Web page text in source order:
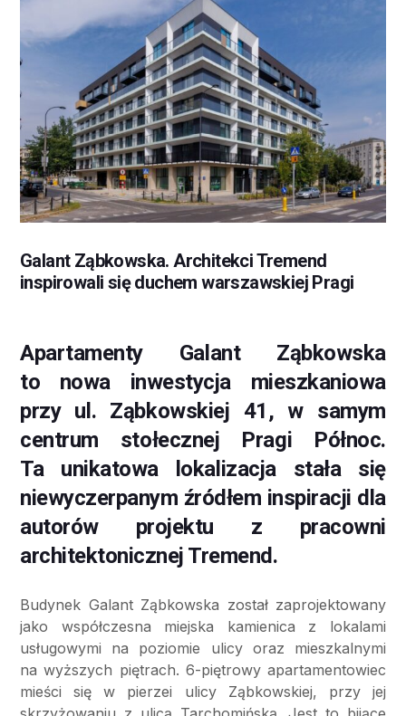
Galant Ząbkowska. Architekci Tremend
inspirowali się duchem warszawskiej Pragi
Apartamenty Galant Ząbkowska
to nowa inwestycja mieszkaniowa
przy ul. Ząbkowskiej 41, w samym
centrum stołecznej Pragi Północ.
Ta unikatowa lokalizacja stała się
niewyczerpanym źródłem inspiracji dla
autorów projektu z pracowni
architektonicznej Tremend.
Budynek Galant Ząbkowska został zaprojektowany
jako współczesna miejska kamienica z lokalami
usługowymi na poziomie ulicy oraz mieszkalnymi
na wyższych piętrach. 6-piętrowy apartamentowiec
mieści się w pierzei ulicy Ząbkowskiej, przy jej